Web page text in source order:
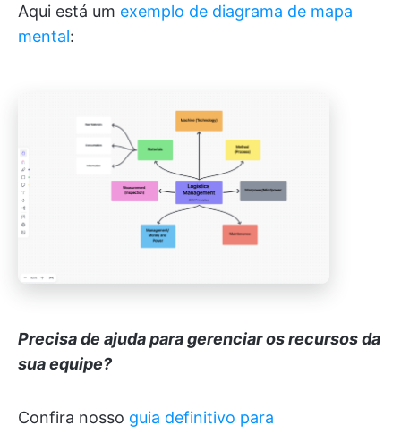
Aqui está um exemplo de diagrama de mapa
mental:
Precisa de ajuda para gerenciar os recursos da
sua equipe?
Confira nosso guia definitivo para